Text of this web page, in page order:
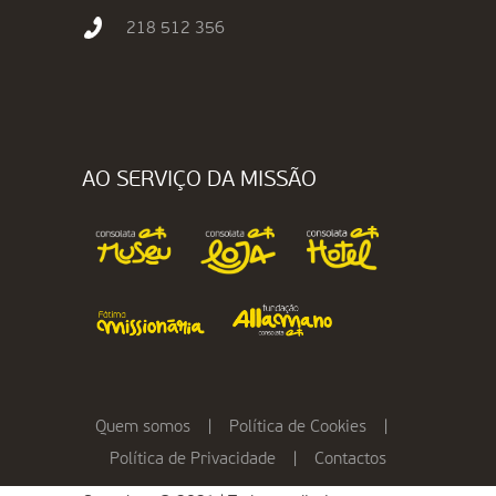
218 512 356
AO SERVIÇO DA MISSÃO
Quem somos Política de Cookies
Política de Privacidade
Contactos